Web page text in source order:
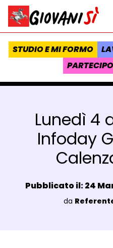
Vai al contenuto
Homepage Giovanisì -
STUDIO E MI FORMO
PARTECIPO
Lunedì 4
Infoday
Data e ora:
Pubblicato il: 24
Luogo:
da